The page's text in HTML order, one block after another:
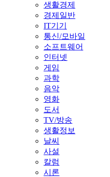
생활경제
경제일반
IT기기
통신/모바일
소프트웨어
인터넷
게임
과학
음악
영화
도서
TV/방송
생활정보
날씨
사설
칼럼
시론